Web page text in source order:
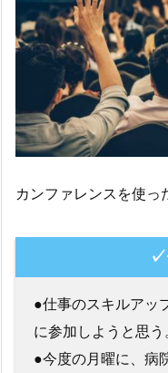
カンファレンスを使っ
✓
●仕事のスキルアッ
に参加しようと思う
●今度の月曜に、病